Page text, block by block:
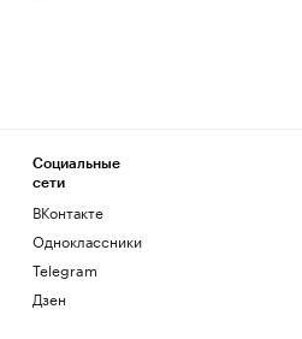
Социальные
сети
ВКонтакте
Одноклассники
Telegram
Дзен